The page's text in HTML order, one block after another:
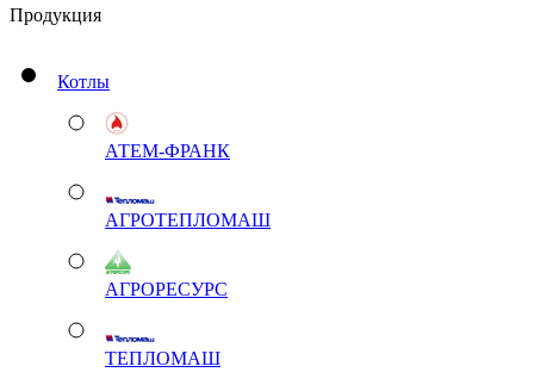
Продукция
Котлы
АТЕМ-ФРАНК
АГРОТЕПЛОМАШ
АГРОРЕСУРС
ТЕПЛОМАШ